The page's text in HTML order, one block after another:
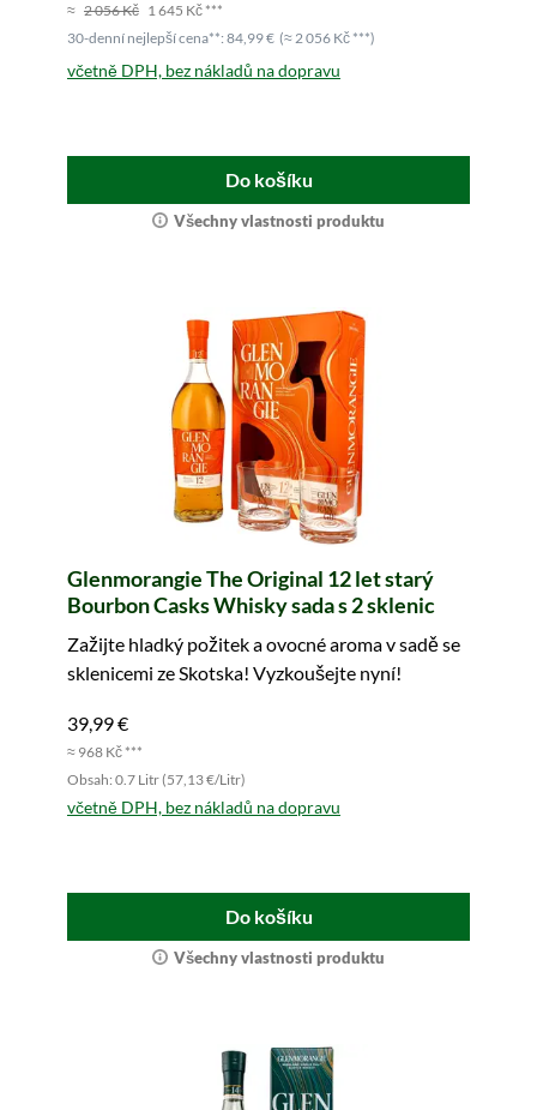
≈ 2 056 Kč 1 645 Kč ***
30-denní nejlepší cena**: 84,99 € (≈ 2 056 Kč ***)
včetně DPH, bez nákladů na dopravu
Do košíku
Všechny vlastnosti produktu
Glenmorangie The Original 12 let starý
Bourbon Casks Whisky sada s 2 sklenic
Zažijte hladký požitek a ovocné aroma v sadě se
sklenicemi ze Skotska! Vyzkoušejte nyní!
39,99 €
≈ 968 Kč ***
Obsah: 0.7 Litr (57,13 €/Litr)
včetně DPH, bez nákladů na dopravu
Do košíku
Všechny vlastnosti produktu